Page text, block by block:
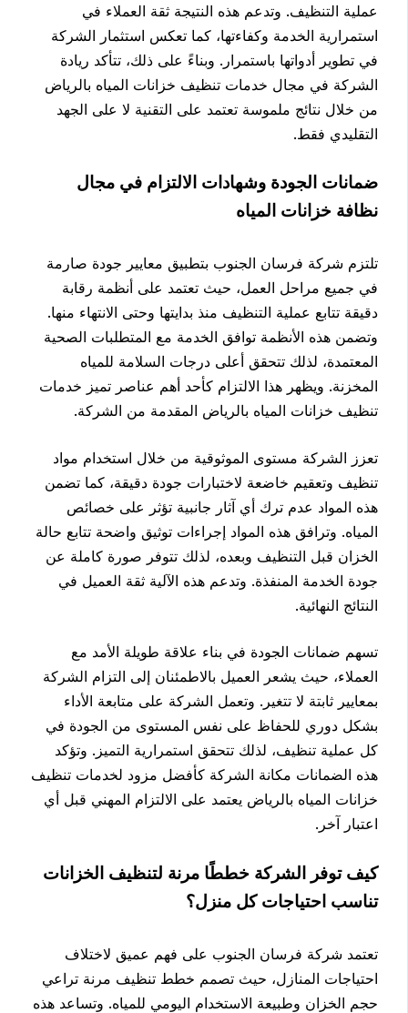
عملية التنظيف. وتدعم هذه النتيجة ثقة العملاء في
استمرارية الخدمة وكفاءتها، كما تعكس استثمار الشركة
في تطوير أدواتها باستمرار. وبناءً على ذلك، تتأكد ريادة
الشركة في مجال خدمات تنظيف خزانات المياه بالرياض
من خلال نتائج ملموسة تعتمد على التقنية لا على الجهد
التقليدي فقط.
ضمانات الجودة وشهادات الالتزام في مجال
نظافة خزانات المياه
تلتزم شركة فرسان الجنوب بتطبيق معايير جودة صارمة
في جميع مراحل العمل، حيث تعتمد على أنظمة رقابة
دقيقة تتابع عملية التنظيف منذ بدايتها وحتى الانتهاء منها.
وتضمن هذه الأنظمة توافق الخدمة مع المتطلبات الصحية
المعتمدة، لذلك تتحقق أعلى درجات السلامة للمياه
المخزنة. ويظهر هذا الالتزام كأحد أهم عناصر تميز خدمات
تنظيف خزانات المياه بالرياض المقدمة من الشركة.
تعزز الشركة مستوى الموثوقية من خلال استخدام مواد
تنظيف وتعقيم خاضعة لاختبارات جودة دقيقة، كما تضمن
هذه المواد عدم ترك أي آثار جانبية تؤثر على خصائص
المياه. وترافق هذه المواد إجراءات توثيق واضحة تتابع حالة
الخزان قبل التنظيف وبعده، لذلك تتوفر صورة كاملة عن
جودة الخدمة المنفذة. وتدعم هذه الآلية ثقة العميل في
النتائج النهائية.
تسهم ضمانات الجودة في بناء علاقة طويلة الأمد مع
العملاء، حيث يشعر العميل بالاطمئنان إلى التزام الشركة
بمعايير ثابتة لا تتغير. وتعمل الشركة على متابعة الأداء
بشكل دوري للحفاظ على نفس المستوى من الجودة في
كل عملية تنظيف، لذلك تتحقق استمرارية التميز. وتؤكد
هذه الضمانات مكانة الشركة كأفضل مزود لخدمات تنظيف
خزانات المياه بالرياض يعتمد على الالتزام المهني قبل أي
اعتبار آخر.
كيف توفر الشركة خططًا مرنة لتنظيف الخزانات
تناسب احتياجات كل منزل؟
تعتمد شركة فرسان الجنوب على فهم عميق لاختلاف
احتياجات المنازل، حيث تصمم خطط تنظيف مرنة تراعي
حجم الخزان وطبيعة الاستخدام اليومي للمياه. وتساعد هذه